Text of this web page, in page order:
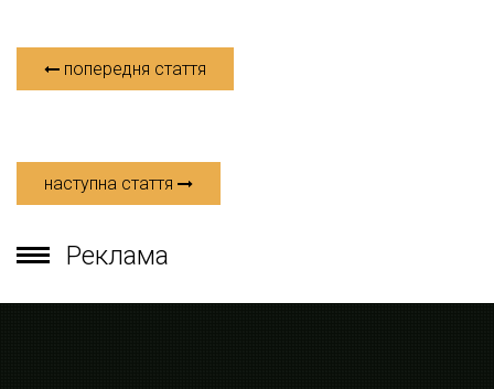
попередня стаття
наступна стаття
Реклама